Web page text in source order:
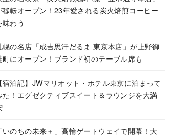
移転オープン！23年愛される炭火焙煎コーヒー
味わう
幌の名店「成吉思汗だるま 東京本店」が上野御
町にオープン！ブランド初のテーブル席も
【宿泊記】JWマリオット・ホテル東京に泊まって
た！エグゼクティブスイート＆ラウンジを大満
「いのちの未来＋」高輪ゲートウェイで開幕！大